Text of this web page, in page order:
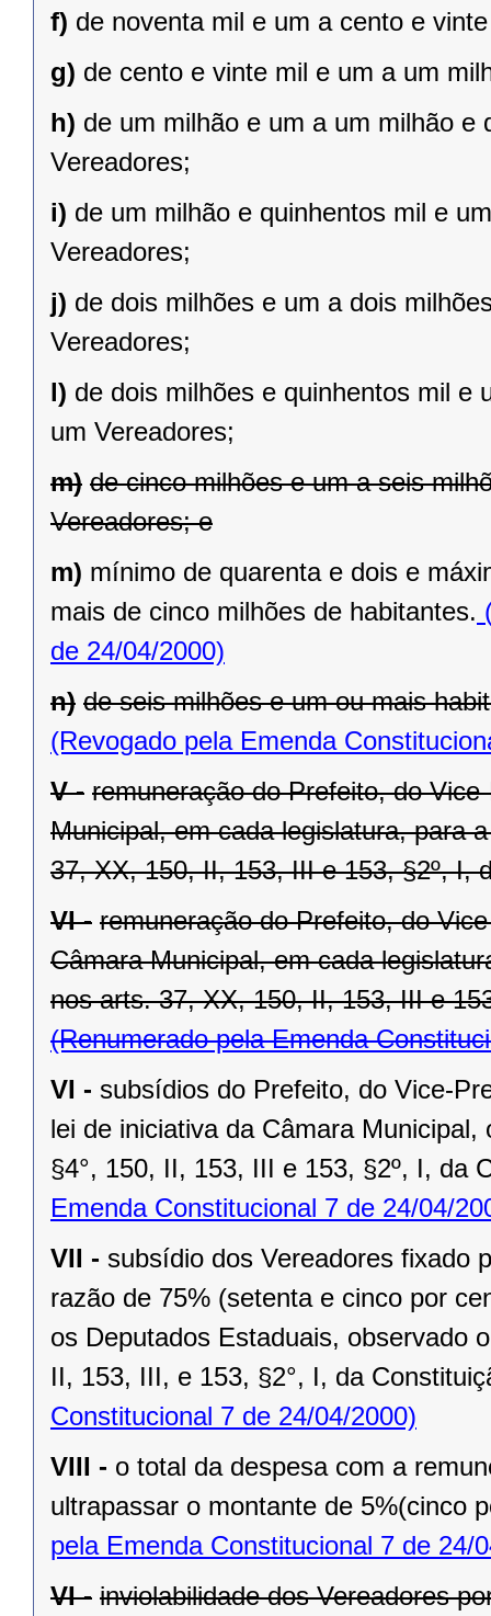
f) de noventa mil e um a cento e
g) de cento e vinte mil e um a um
h) de um milhão e um a um milhão e
Vereadores;
i) de um milhão e quinhentos mil e
Vereadores;
j) de dois milhões e um a dois
Vereadores;
l) de dois milhões e quinhentos mil e
um Vereadores;
m) de cinco milhões e um a seis
Vereadores; e
m) mínimo de quarenta e dois e
mais de cinco milhões de habitantes.
de 24/04/2000)
n) de seis milhões e um ou mais
(Revogado pela Emenda
V - remuneração do Prefeito, do
Municipal, em cada legislatura, para
37, XX, 150, II, 153, III e 153, §2º, I,
VI - remuneração do Prefeito, do
Câmara Municipal, em cada
nos arts. 37, XX, 150, II, 153, III e
(Renumerado pela Emenda
VI - subsídios do Prefeito, do Vice-
lei de iniciativa da Câmara
§4°, 150, II, 153, III e 153, §2º, I, da
Emenda Constitucional 7 de 24/04/
VII - subsídio dos Vereadores fixado
razão de 75% (setenta e cinco por
os Deputados Estaduais, observado
II, 153, III, e 153, §2°, I, da
Constitucional 7 de 24/04/2000)
VIII - o total da despesa com a
ultrapassar o montante de 5%(cinco
pela Emenda Constitucional 7 de 24/
VI - inviolabilidade dos Vereadores